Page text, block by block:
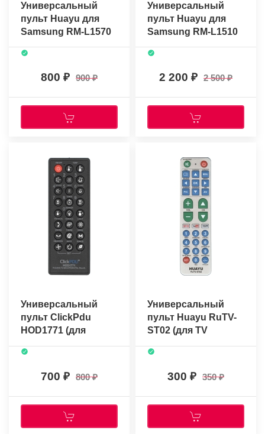
Универсальный
пульт Huayu для
Samsung RM-L1570
(голосовое
управление)
800 900
Универсальный
пульт Huayu для
Samsung RM-L1510
(голосовое
управление) +солн.
2 200 2 500
Универсальный
пульт ClickPdu
HOD1771 (для
обогревателей)
700 800
Универсальный
пульт Huayu RuTV-
ST02 (для TV
300 350